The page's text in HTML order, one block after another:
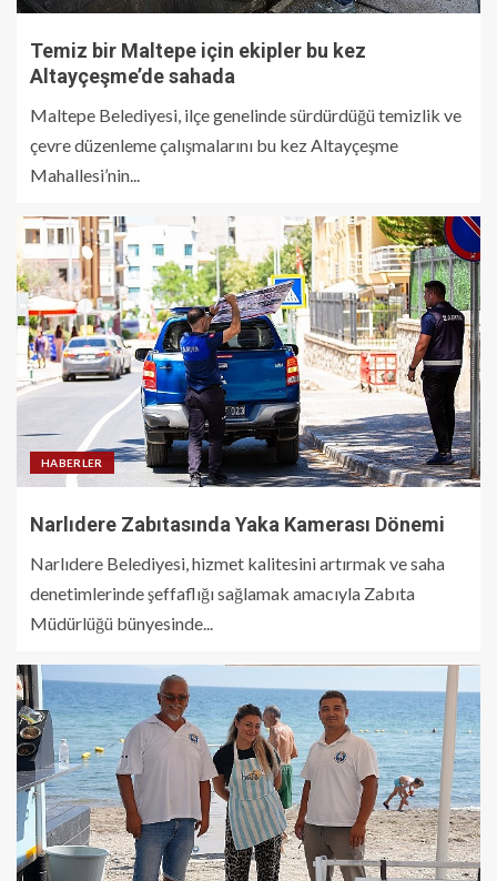
Temiz bir Maltepe için ekipler bu kez
Altayçeşme’de sahada
Maltepe Belediyesi, ilçe genelinde sürdürdüğü temizlik ve
çevre düzenleme çalışmalarını bu kez Altayçeşme
Mahallesi’nin...
HABERLER
Narlıdere Zabıtasında Yaka Kamerası Dönemi
Narlıdere Belediyesi, hizmet kalitesini artırmak ve saha
denetimlerinde şeffaflığı sağlamak amacıyla Zabıta
Müdürlüğü bünyesinde...